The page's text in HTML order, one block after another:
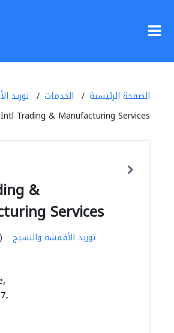
الصفحة الرئيسية الخدمات
توريد
Intl Trading & Manufacturing Services
&
Services
توريد الأقمشة والنسيج